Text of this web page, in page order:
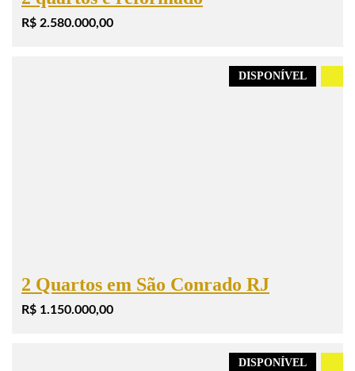
R$ 2.580.000,00
DISPONÍVEL
2 Quartos em São Conrado RJ
R$ 1.150.000,00
DISPONÍVEL